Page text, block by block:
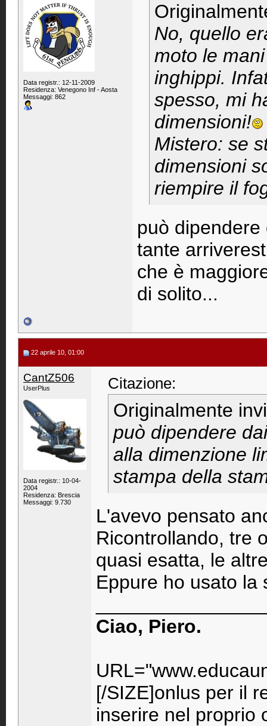
Data registr.: 12-11-2009
Residenza: Venegono Inf - Aosta
Messaggi: 862
No, quello
moto le
inghippi.
spesso, mi
dimensioni!
Mistero: se
dimensioni
riempire il
può
tante
che è
di solito...
22 aprile 10, 01:00
CantZ506
UserPlus
Data registr.: 10-04-
2004
Residenza: Brescia
Messaggi: 9.730
Citazione:
Originalmente
può dipendere
alla dimenzione
stampa della
L'avevo pensato
Ricontrollando, tre
quasi esatta, le
Eppure ho usato la
Ciao, Piero.
[/SIZE]onlus per il
inserire nel proprio